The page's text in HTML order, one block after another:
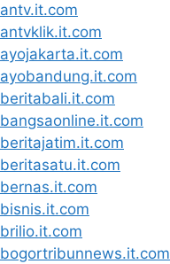
antv.it.com
antvklik.it.com
ayojakarta.it.com
ayobandung.it.com
beritabali.it.com
bangsaonline.it.com
beritajatim.it.com
beritasatu.it.com
bernas.it.com
bisnis.it.com
brilio.it.com
bogortribunnews.it.com